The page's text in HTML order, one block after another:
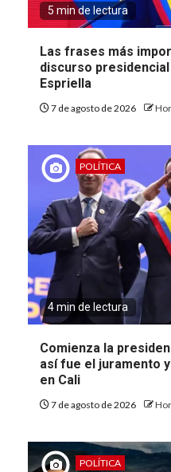
5 min de lectura
Las frases más
discurso
Espriella
7 de agosto de 2026
POLÍTICA
4 min de lectura
Comienza la
así fue el juramento
en Cali
7 de agosto de 2026
POLÍTICA